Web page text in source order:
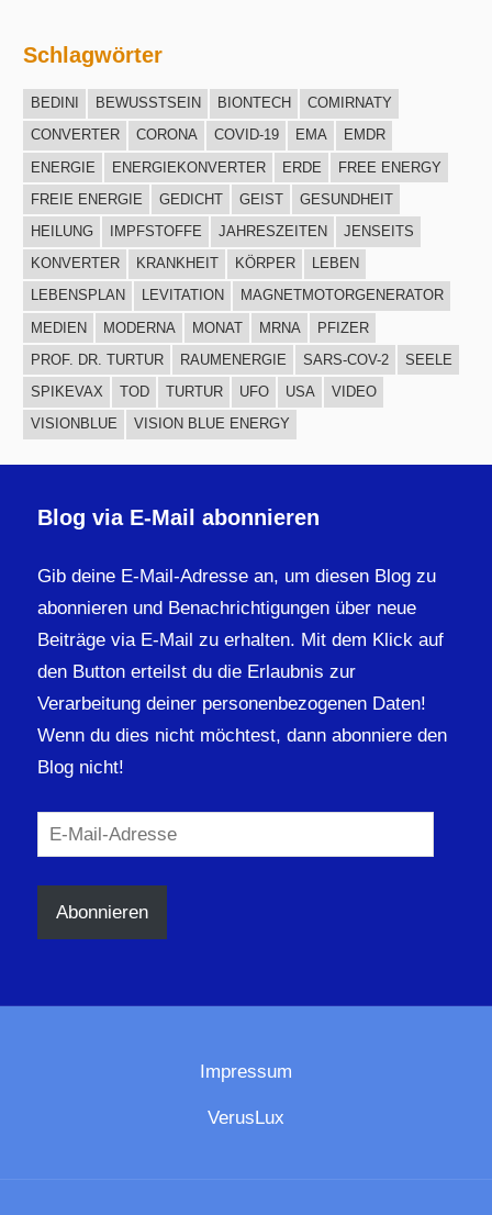
Schlagwörter
BEDINI BEWUSSTSEIN BIONTECH
COMIRNATY
CONVERTER
CORONA COVID-19 EMA
EMDR
ENERGIE
ENERGIEKONVERTER ERDE
FREE ENERGY
FREIE ENERGIE
GEDICHT GEIST
GESUNDHEIT
HEILUNG
IMPFSTOFFE JAHRESZEITEN
JENSEITS
KONVERTER
KRANKHEIT KÖRPER
LEBEN
LEBENSPLAN
LEVITATION
MAGNETMOTORGENERATOR
MEDIEN
MODERNA MONAT MRNA
PFIZER
PROF. DR. TURTUR
RAUMENERGIE SARS-COV-2
SEELE
SPIKEVAX
TOD TURTUR UFO USA
VIDEO
VISIONBLUE
VISION BLUE ENERGY
Blog via E-Mail abonnieren
Gib deine E-Mail-Adresse an, um diesen Blog zu
abonnieren und Benachrichtigungen über neue
Beiträge via E-Mail zu erhalten. Mit dem Klick auf
den Button erteilst du die Erlaubnis zur
Verarbeitung deiner personenbezogenen Daten!
Wenn du dies nicht möchtest, dann abonniere den
Blog nicht!
E-
Mail-
Adresse
Abonnieren
Impressum
VerusLux